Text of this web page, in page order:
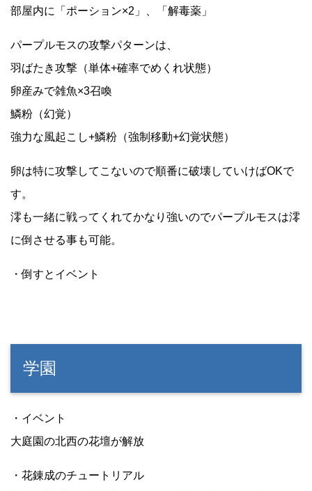
部屋内に「ポーション×2」、「解毒薬」
パープルモスの攻撃パターンは、
羽ばたき攻撃（単体+確率でめくれ状態）
卵産みで雑魚×3召喚
鱗粉（幻覚）
強力な風起こし+鱗粉（強制移動+幻覚状態）
卵は特に攻撃してこないので順番に破壊していけばOKで
す。
澪も一緒に戦ってくれてかなり強いのでパープルモスは澪
に倒させる事も可能。
・倒すとイベント
学園
・イベント
大庭園の北西の花壇が解放
・花錬成のチュートリアル